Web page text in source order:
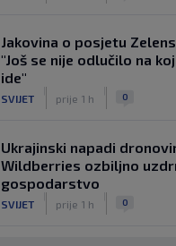
Jakovina o posjetu
"Još se nije odlučilo na
ide"
SVIJET prije 1 h 0
Ukrajinski napadi
Wildberries ozbiljno
gospodarstvo
SVIJET prije 1 h 0